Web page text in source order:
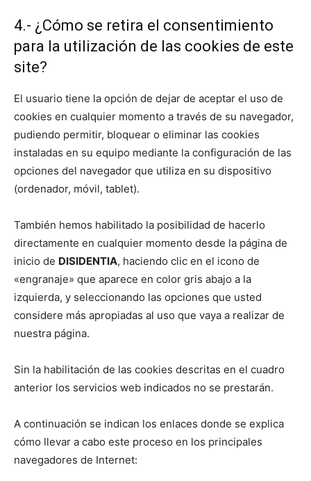
4.- ¿Cómo se retira el consentimiento
para la utilización de las cookies de este
site?
El usuario tiene la opción de dejar de aceptar el uso de
cookies en cualquier momento a través de su navegador,
pudiendo permitir, bloquear o eliminar las cookies
instaladas en su equipo mediante la configuración de las
opciones del navegador que utiliza en su dispositivo
(ordenador, móvil, tablet).
También hemos habilitado la posibilidad de hacerlo
directamente en cualquier momento desde la página de
inicio de DISIDENTIA, haciendo clic en el icono de
«engranaje» que aparece en color gris abajo a la
izquierda, y seleccionando las opciones que usted
considere más apropiadas al uso que vaya a realizar de
nuestra página.
Sin la habilitación de las cookies descritas en el cuadro
anterior los servicios web indicados no se prestarán.
A continuación se indican los enlaces donde se explica
cómo llevar a cabo este proceso en los principales
navegadores de Internet: